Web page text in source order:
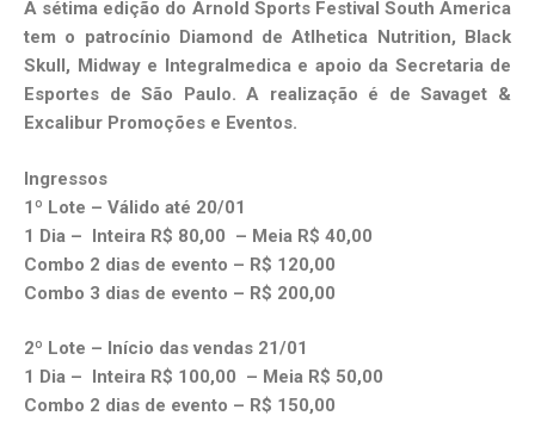
A sétima edição do Arnold Sports Festival South America
tem o patrocínio Diamond de Atlhetica Nutrition, Black
Skull, Midway e Integralmedica e apoio da Secretaria de
Esportes de São Paulo. A realização é de Savaget &
Excalibur Promoções e Eventos.
Ingressos
1º Lote – Válido até 20/01
1 Dia – Inteira R$ 80,00 – Meia R$ 40,00
Combo 2 dias de evento – R$ 120,00
Combo 3 dias de evento – R$ 200,00
2º Lote – Início das vendas 21/01
1 Dia – Inteira R$ 100,00 – Meia R$ 50,00
Combo 2 dias de evento – R$ 150,00